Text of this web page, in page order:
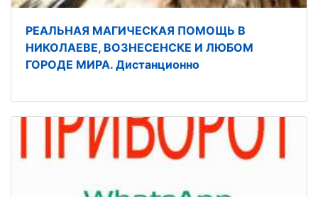
РЕАЛЬНАЯ МАГИЧЕСКАЯ ПОМОЩЬ В
НИКОЛАЕВЕ, ВОЗНЕСЕНСКЕ И ЛЮБОМ
ГОРОДЕ МИРА. Дистанционно